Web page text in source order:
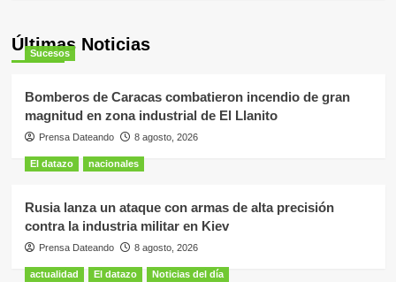
Últimas Noticias
Sucesos
Bomberos de Caracas combatieron incendio de gran
magnitud en zona industrial de El Llanito
Prensa Dateando 8 agosto, 2026
El datazo nacionales
Rusia lanza un ataque con armas de alta precisión
contra la industria militar en Kiev
Prensa Dateando 8 agosto, 2026
actualidad El datazo Noticias del día